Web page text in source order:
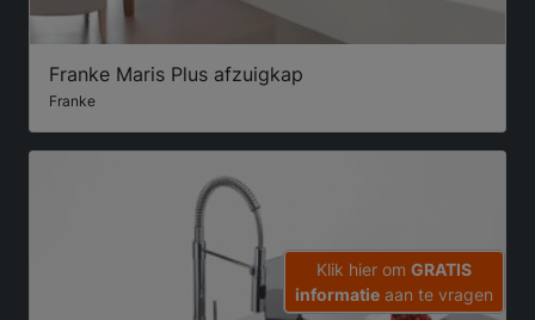
Franke Maris Plus afzuigkap
Franke
Klik hier om GRATIS
informatie aan te vragen